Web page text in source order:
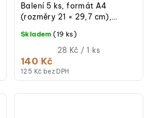
125 Kč bez DPH
140 Kč
Měrná
28 Kč / 1 ks
Skladem (19 ks)
Balení 5 ks, formát A4
(rozměry 21 × 29,7 cm),
kvalitní vaflový povrch pro
ostrý a sytý...